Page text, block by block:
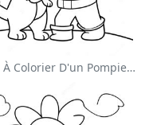
Page À Colorier D'un Pompier Courageux Sauvant Un Chat